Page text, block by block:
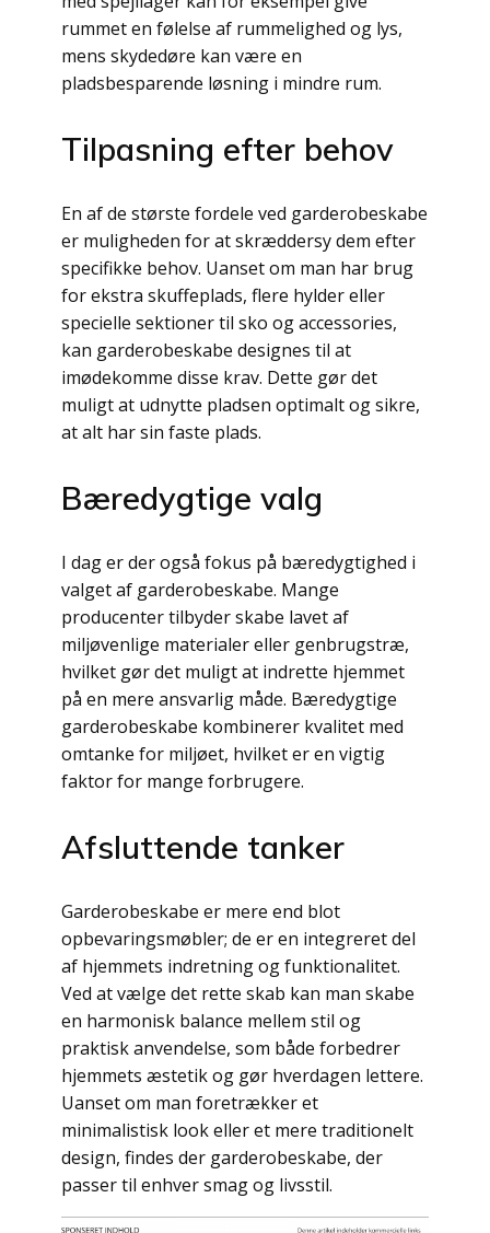
rummet en følelse af rummelighed og lys,
mens skydedøre kan være en
pladsbesparende løsning i mindre rum.
Tilpasning efter behov
En af de største fordele ved garderobeskabe
er muligheden for at skræddersy dem efter
specifikke behov. Uanset om man har brug
for ekstra skuffeplads, flere hylder eller
specielle sektioner til sko og accessories,
kan garderobeskabe designes til at
imødekomme disse krav. Dette gør det
muligt at udnytte pladsen optimalt og sikre,
at alt har sin faste plads.
Bæredygtige valg
I dag er der også fokus på bæredygtighed i
valget af garderobeskabe. Mange
producenter tilbyder skabe lavet af
miljøvenlige materialer eller genbrugstræ,
hvilket gør det muligt at indrette hjemmet
på en mere ansvarlig måde. Bæredygtige
garderobeskabe kombinerer kvalitet med
omtanke for miljøet, hvilket er en vigtig
faktor for mange forbrugere.
Afsluttende tanker
Garderobeskabe er mere end blot
opbevaringsmøbler; de er en integreret del
af hjemmets indretning og funktionalitet.
Ved at vælge det rette skab kan man skabe
en harmonisk balance mellem stil og
praktisk anvendelse, som både forbedrer
hjemmets æstetik og gør hverdagen lettere.
Uanset om man foretrækker et
minimalistisk look eller et mere traditionelt
design, findes der garderobeskabe, der
passer til enhver smag og livsstil.